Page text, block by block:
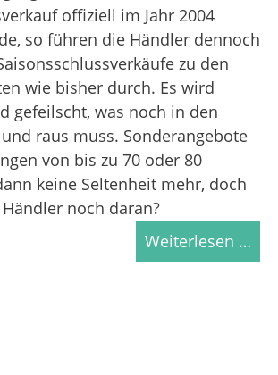
offiziell im Jahr 2004
so führen die Händler dennoch
zu den
wie bisher durch. Es wird
gefeilscht, was noch in den
raus muss. Sonderangebote
von bis zu 70 oder 80
keine Seltenheit mehr, doch
noch daran?
Weiterlesen …